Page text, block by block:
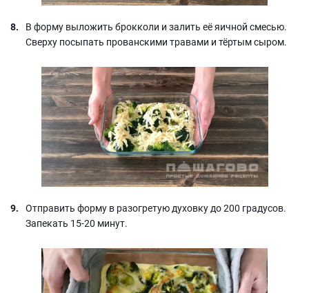
В форму выложить брокколи и залить её яичной смесью.
Сверху посыпать прованскими травами и тёртым сыром.
Отправить форму в разогретую духовку до 200 градусов.
Запекать 15-20 минут.